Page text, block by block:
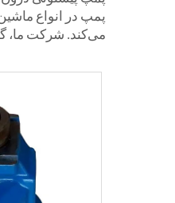
پمپ در انواع
می‌کند. شرکت ما،